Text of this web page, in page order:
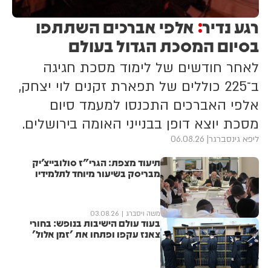
רגע נדיר: אלפי אברכים השתתפו
בסיום המסכת הגדול בעולם
לאחר חודשים של לימוד מסכת חגיגה
ב־225 כוללים של תפארת זקנים לוי יצחק,
אלפי האברכים התכנסו למעמד סיום
מסכת יוצא דופן בבנייני האומה בירושלים.
ליפא גינסברגר 06.08.26
תיעוד מצפת: הגרי"ז סולובייצ'יק
מבריסק בשיעור מיוחד לתלמידיו
משה ויסברג 03.08.26
בעוד עולם הישיבות בנופש: בחורי
צאנז עקפו ופתחו את 'זמן אלול'